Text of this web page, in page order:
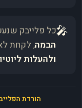
🎤כל פלייבק
הבמה, לקחת
ולהעלות
הורדת